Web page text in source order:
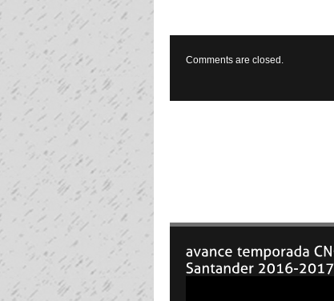
Comments are closed.